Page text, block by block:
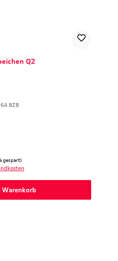
Q2
8Z8
gespart)
Warenkorb